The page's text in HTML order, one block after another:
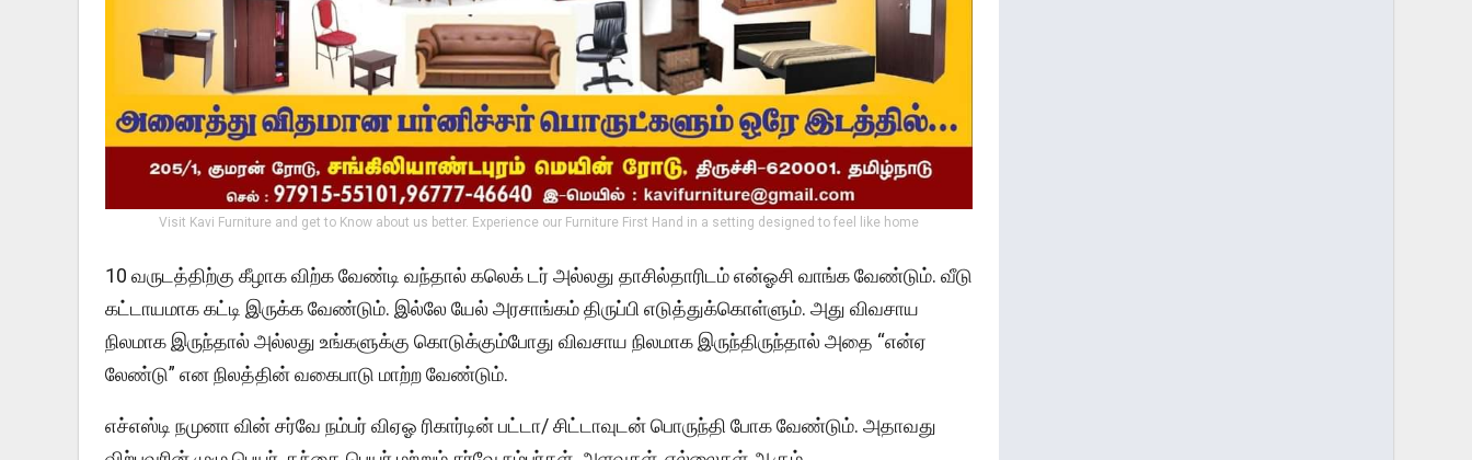
Visit Kavi Furniture and get to Know about us better. Experience our Furniture First Hand in a setting designed to feel like home
10 வருடத்திற்கு கீழாக விற்க வேண்டி வந்தால் கலெக் டர் அல்லது தாசில்தாரிடம் என்ஓசி வாங்க வேண்டும். வீடு
கட்டாயமாக கட்டி இருக்க வேண்டும். இல்லே யேல் அரசாங்கம் திருப்பி எடுத்துக்கொள்ளும். அது விவசாய
நிலமாக இருந்தால் அல்லது உங்களுக்கு கொடுக்கும்போது விவசாய நிலமாக இருந்திருந்தால் அதை “என்ஏ
லேண்டு” என நிலத்தின் வகைபாடு மாற்ற வேண்டும்.
எச்எஸ்டி நமுனா வின் சர்வே நம்பர் விஏஓ ரிகார்டின் பட்டா/ சிட்டாவுடன் பொருந்தி போக வேண்டும். அதாவது